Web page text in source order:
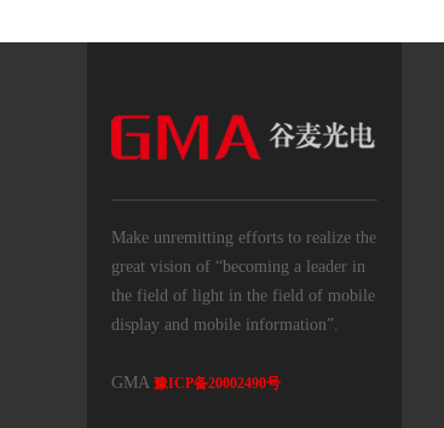
Make unremitting efforts to realize the
great vision of “becoming a leader in
the field of light in the field of mobile
display and mobile information”.
GMA 豫ICP备20002490号